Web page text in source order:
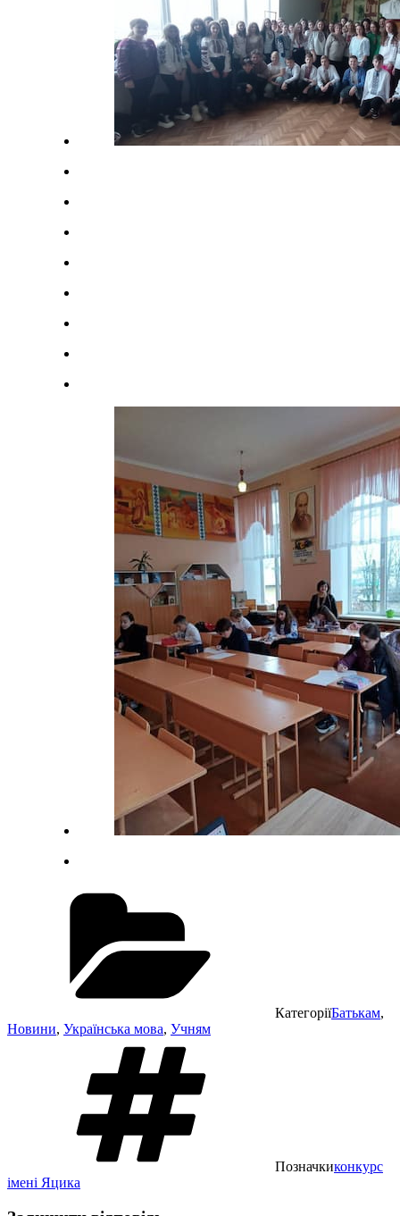
КатегоріїБатькам,
Новини, Українська мова, Учням
Позначкиконкурс
імені Яцика